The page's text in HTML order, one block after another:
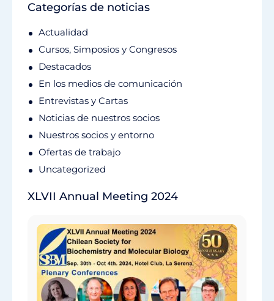
Categorías de noticias
Actualidad
Cursos, Simposios y Congresos
Destacados
En los medios de comunicación
Entrevistas y Cartas
Noticias de nuestros socios
Nuestros socios y entorno
Ofertas de trabajo
Uncategorized
XLVII Annual Meeting 2024